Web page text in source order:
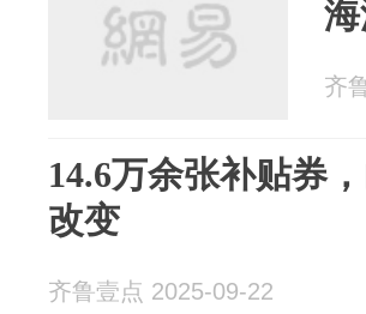
齐
14.6万余张补贴券
改变
齐鲁壹点 2025-09-22